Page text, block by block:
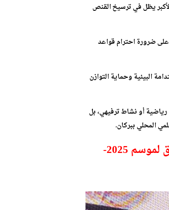
يظل في ترسيخ القنص
ضرورة احترام قواعد
البيئية وحماية التوازن
أو نشاط ترفيهي، بل
المحلي ببركان.
الماضي ووضع خارطة طريق لموسم 2025-